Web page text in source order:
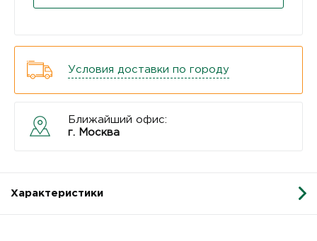
Условия доставки по городу
Ближайший офис:
г. Москва
Характеристики